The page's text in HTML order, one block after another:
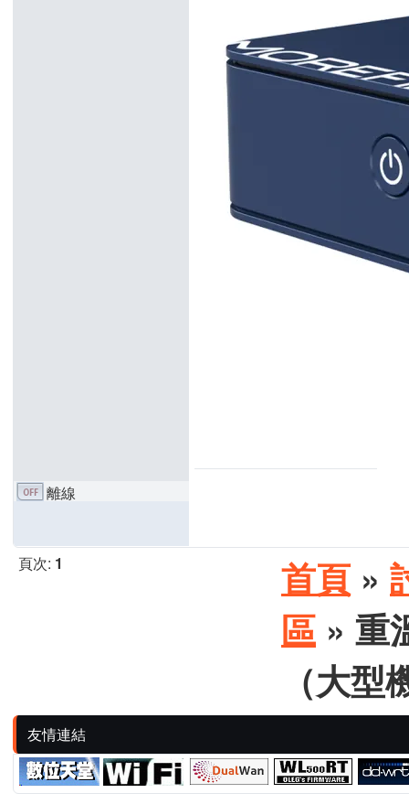
離線
頁次: 1 首頁 »
區 » 重
（大
友情連結